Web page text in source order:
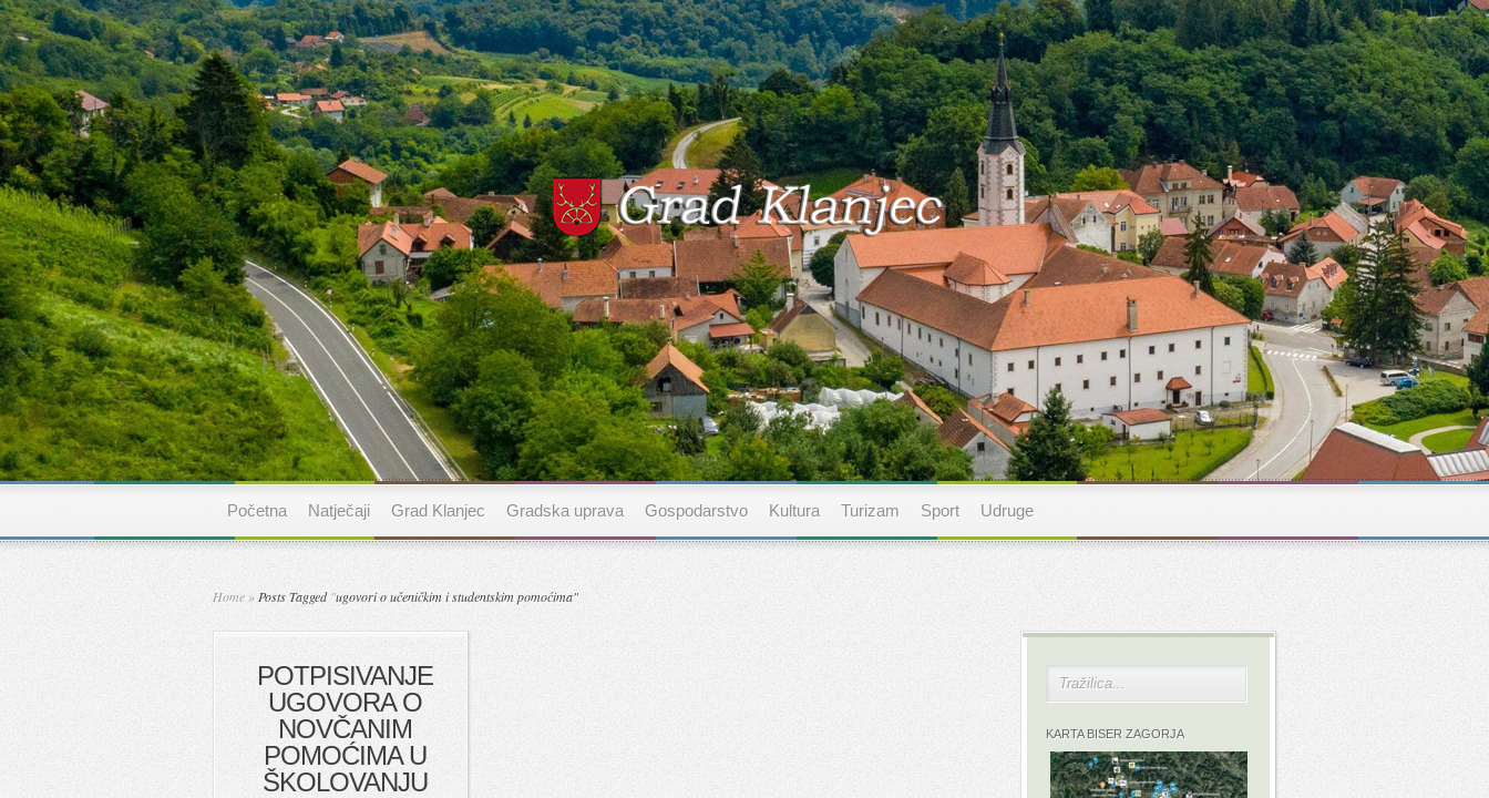
Početna Natječaji Grad Klanjec Gradska uprava Gospodarstvo Kultura Turizam Sport Udruge
Home » Posts Tagged"ugovori o učeničkim i studentskim pomoćima"
POTPISIVANJE
UGOVORA O
NOVČANIM
POMOĆIMA U
ŠKOLOVANJU
KARTA BISER ZAGORJA